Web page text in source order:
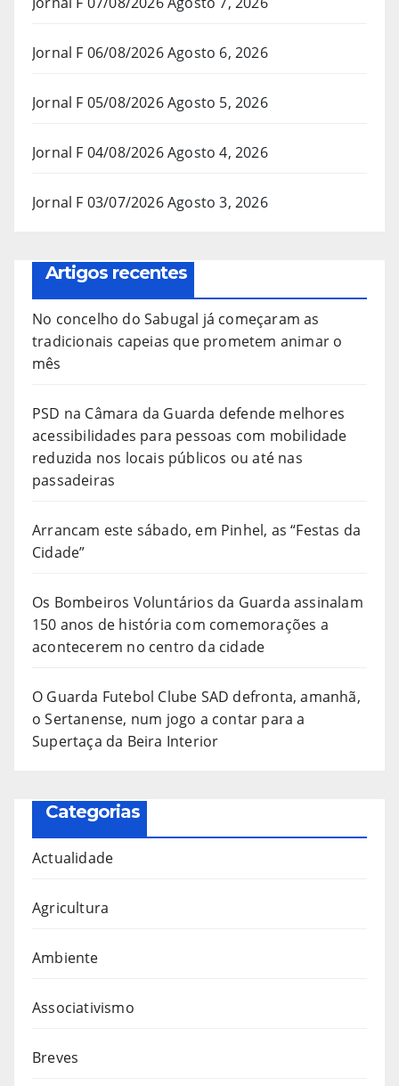
Jornal F 06/08/2026Agosto 6, 2026
Jornal F 05/08/2026Agosto 5, 2026
Jornal F 04/08/2026Agosto 4, 2026
Jornal F 03/07/2026Agosto 3, 2026
Artigos recentes
No concelho do Sabugal já começaram as
tradicionais capeias que prometem animar o
mês
PSD na Câmara da Guarda defende melhores
acessibilidades para pessoas com mobilidade
reduzida nos locais públicos ou até nas
passadeiras
Arrancam este sábado, em Pinhel, as “Festas da
Cidade”
Os Bombeiros Voluntários da Guarda assinalam
150 anos de história com comemorações a
acontecerem no centro da cidade
O Guarda Futebol Clube SAD defronta, amanhã,
o Sertanense, num jogo a contar para a
Supertaça da Beira Interior
Categorias
Actualidade
Agricultura
Ambiente
Associativismo
Breves